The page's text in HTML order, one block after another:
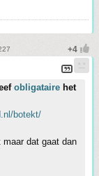
obligataire het
botekt/
dat gaat dan